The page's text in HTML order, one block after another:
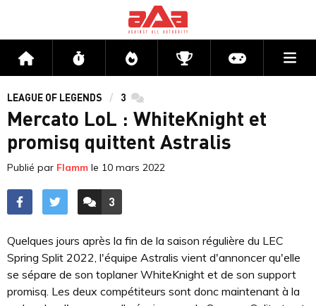
Accueil Flux Directs CompétitionsActu jeux
LEAGUE OF LEGENDS 3 commentaires
Mercato LoL : WhiteKnight et
promisq quittent Astralis
Publié par Flamm le 10 mars 2022
ACCÉDER AUX
3
COMMENTAIRES
Quelques jours après la fin de la saison régulière du LEC
Spring Split 2022, l'équipe Astralis vient d'annoncer qu'elle
se sépare de son toplaner WhiteKnight et de son support
promisq. Les deux compétiteurs sont donc maintenant à la